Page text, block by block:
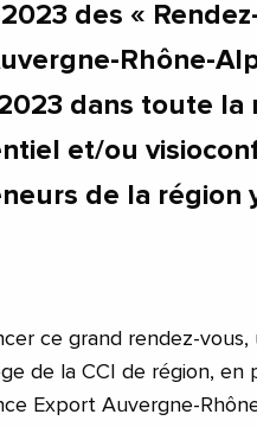
2023 des «
Rhône-
dans toute la
et/ou
de la région
ce grand rendez-
de la CCI de région,
Export Auvergne-